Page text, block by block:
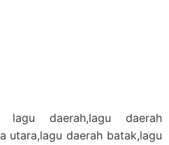
daerah,lagu daerah
utara,lagu daerah batak,lagu